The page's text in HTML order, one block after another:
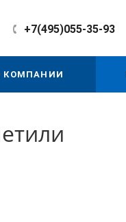
+7(495)055-35-93
КОМПАНИИ